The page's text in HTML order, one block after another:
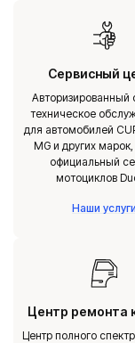
Сервисный
Авторизированный
техническое
для автомобилей
MG и других
официальный
мотоциклов
Наши услуги
Центр ремонта
Центр полного